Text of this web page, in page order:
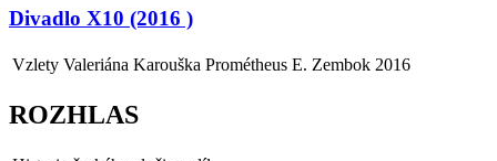
Divadlo X10 (2016 )
Vzlety Valeriána Karouška Prométheus E. Zembok 2016
ROZHLAS